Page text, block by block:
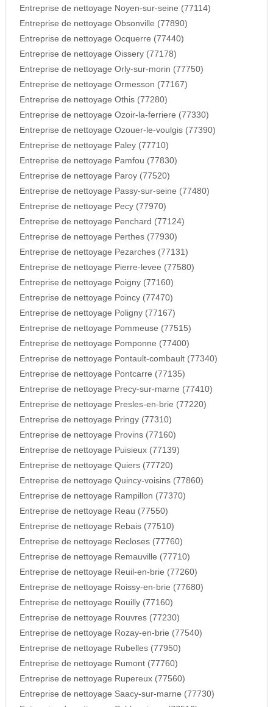
Entreprise de nettoyage Noyen-sur-seine (77114)
Entreprise de nettoyage Obsonville (77890)
Entreprise de nettoyage Ocquerre (77440)
Entreprise de nettoyage Oissery (77178)
Entreprise de nettoyage Orly-sur-morin (77750)
Entreprise de nettoyage Ormesson (77167)
Entreprise de nettoyage Othis (77280)
Entreprise de nettoyage Ozoir-la-ferriere (77330)
Entreprise de nettoyage Ozouer-le-voulgis (77390)
Entreprise de nettoyage Paley (77710)
Entreprise de nettoyage Pamfou (77830)
Entreprise de nettoyage Paroy (77520)
Entreprise de nettoyage Passy-sur-seine (77480)
Entreprise de nettoyage Pecy (77970)
Entreprise de nettoyage Penchard (77124)
Entreprise de nettoyage Perthes (77930)
Entreprise de nettoyage Pezarches (77131)
Entreprise de nettoyage Pierre-levee (77580)
Entreprise de nettoyage Poigny (77160)
Entreprise de nettoyage Poincy (77470)
Entreprise de nettoyage Poligny (77167)
Entreprise de nettoyage Pommeuse (77515)
Entreprise de nettoyage Pomponne (77400)
Entreprise de nettoyage Pontault-combault (77340)
Entreprise de nettoyage Pontcarre (77135)
Entreprise de nettoyage Precy-sur-marne (77410)
Entreprise de nettoyage Presles-en-brie (77220)
Entreprise de nettoyage Pringy (77310)
Entreprise de nettoyage Provins (77160)
Entreprise de nettoyage Puisieux (77139)
Entreprise de nettoyage Quiers (77720)
Entreprise de nettoyage Quincy-voisins (77860)
Entreprise de nettoyage Rampillon (77370)
Entreprise de nettoyage Reau (77550)
Entreprise de nettoyage Rebais (77510)
Entreprise de nettoyage Recloses (77760)
Entreprise de nettoyage Remauville (77710)
Entreprise de nettoyage Reuil-en-brie (77260)
Entreprise de nettoyage Roissy-en-brie (77680)
Entreprise de nettoyage Rouilly (77160)
Entreprise de nettoyage Rouvres (77230)
Entreprise de nettoyage Rozay-en-brie (77540)
Entreprise de nettoyage Rubelles (77950)
Entreprise de nettoyage Rumont (77760)
Entreprise de nettoyage Rupereux (77560)
Entreprise de nettoyage Saacy-sur-marne (77730)